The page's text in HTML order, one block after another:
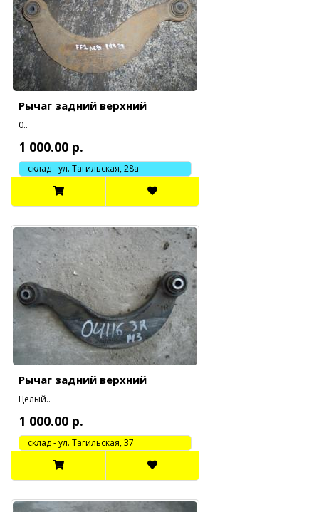
Рычаг задний верхний
0..
1 000.00 р.
склад - ул. Тагильская, 28а
Рычаг задний верхний
Целый..
1 000.00 р.
cклад - ул. Тагильская, 37